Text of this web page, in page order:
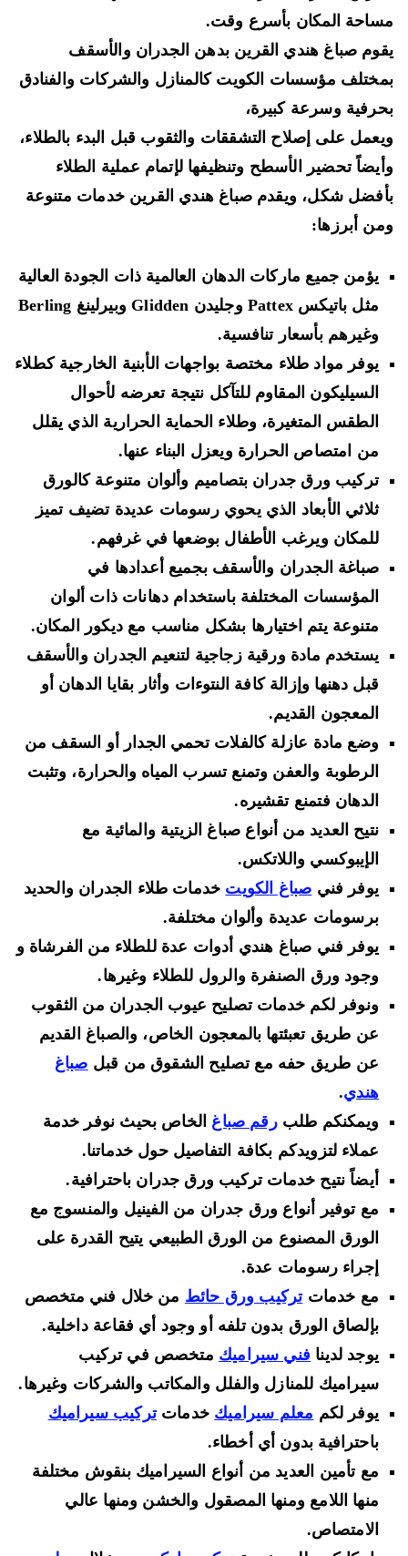
المكان بأسرع وقت.
صباغ هندي القرين بدهن الجدران والأسقف
مؤسسات الكويت كالمنازل والشركات والفنادق
وسرعة كبيرة،
على إصلاح التشققات والثقوب قبل البدء بالطلاء،
تحضير الأسطح وتنظيفها لإتمام عملية الطلاء
شكل، ويقدم صباغ هندي القرين خدمات متنوعة
أبرزها:
يؤمن جميع ماركات الدهان العالمية ذات الجودة العالية
مثل باتيكس Pattex وجليدن Glidden وبيرلينغ Berling
وغيرهم بأسعار تنافسية.
يوفر مواد طلاء مختصة بواجهات الأبنية الخارجية كطلاء
السيليكون المقاوم للتآكل نتيجة تعرضه لأحوال
الطقس المتغيرة، وطلاء الحماية الحرارية الذي يقلل
من امتصاص الحرارة ويعزل البناء عنها.
تركيب ورق جدران بتصاميم وألوان متنوعة كالورق
ثلاثي الأبعاد الذي يحوي رسومات عديدة تضيف تميز
للمكان ويرغب الأطفال بوضعها في غرفهم.
صباغة الجدران والأسقف بجميع أعدادها في
المؤسسات المختلفة باستخدام دهانات ذات ألوان
متنوعة يتم اختيارها بشكل مناسب مع ديكور المكان.
يستخدم مادة ورقية زجاجية لتنعيم الجدران والأسقف
قبل دهنها وإزالة كافة النتوءات وأثار بقايا الدهان أو
المعجون القديم.
وضع مادة عازلة كالفلات تحمي الجدار أو السقف من
الرطوبة والعفن وتمنع تسرب المياه والحرارة، وتثبت
الدهان فتمنع تقشيره.
نتيح العديد من أنواع صباغ الزيتية والمائية مع
الإيبوكسي واللاتكس.
يوفر فنيصباغ الكويتخدمات طلاء الجدران والحديد
برسومات عديدة وألوان مختلفة.
يوفر فني صباغ هندي أدوات عدة للطلاء من الفرشاة و
وجود ورق الصنفرة والرول للطلاء وغيرها.
ونوفر لكم خدمات تصليح عيوب الجدران من الثقوب
عن طريق تعبئتها بالمعجون الخاص، والصباغ القديم
عن طريق حفه مع تصليح الشقوق من قبلصباغ
هندي.
ويمكنكم طلبرقم صباغالخاص بحيث نوفر خدمة
عملاء لتزويدكم بكافة التفاصيل حول خدماتنا.
أيضاً نتيح خدمات تركيب ورق جدران باحترافية.
مع توفير أنواع ورق جدران من الفينيل والمنسوج مع
الورق المصنوع من الورق الطبيعي يتيح القدرة على
إجراء رسومات عدة.
مع خدماتتركيب ورق حائطمن خلال فني متخصص
بإلصاق الورق بدون تلفه أو وجود أي فقاعة داخلية.
يوجد لدينافني سيراميكمتخصص في تركيب
سيراميك للمنازل والفلل والمكاتب والشركات وغيرها.
يوفر لكممعلم سيراميكخدماتتركيب سيراميك
باحترافية بدون أي أخطاء.
مع تأمين العديد من أنواع السيراميك بنقوش مختلفة
منها اللامع ومنها المصقول والخشن ومنها عالي
الامتصاص.